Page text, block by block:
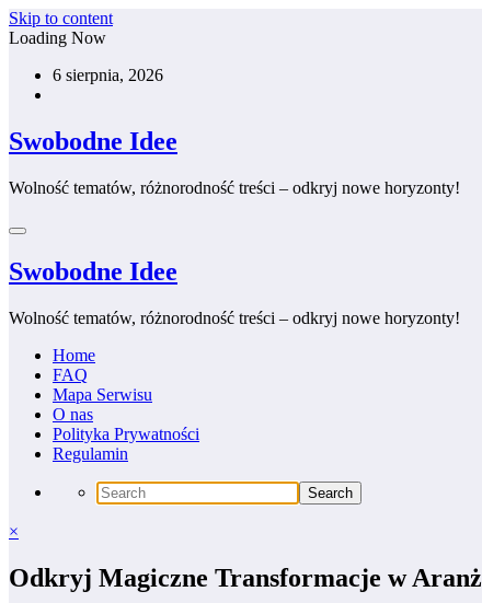
Skip to content
Loading Now
6 sierpnia, 2026
Swobodne Idee
Wolność tematów, różnorodność treści – odkryj nowe horyzonty!
Swobodne Idee
Wolność tematów, różnorodność treści – odkryj nowe horyzonty!
Home
FAQ
Mapa Serwisu
O nas
Polityka Prywatności
Regulamin
×
Odkryj Magiczne Transformacje w